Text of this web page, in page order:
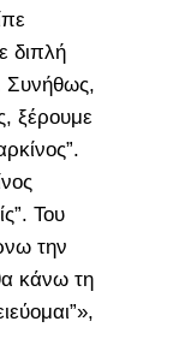
διπλή
Συνήθως,
ξέρουμε
Του
την
κάνω τη